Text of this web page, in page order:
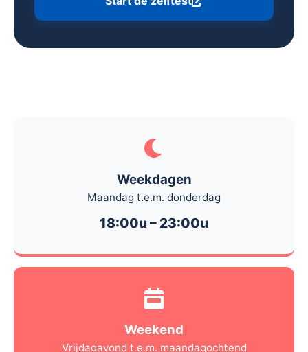
Weekdagen
Maandag t.e.m. donderdag
18:00u – 23:00u
Weekend
Vrijdagavond t.e.m. maandagochtend